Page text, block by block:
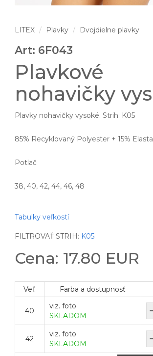
LITEX Plavky Dvojdielne plavky
Art: 6F043
Plavkové
nohavičky
Plavky nohavičky vysoké. Strih: K05
85% Recyklovaný Polyester + 15%
Potlač
38, 40, 42, 44, 46, 48
Tabulky veľkostí
FILTROVAŤ STRIH: K05
Cena: 17.80 EUR
Veľ. Farba a dostupnosť
40
viz. foto
SKLADOM
42
viz. foto
SKLADOM